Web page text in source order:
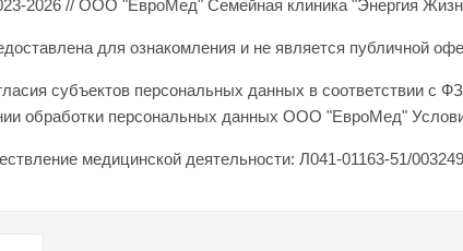
2026 // ООО "ЕвроМед" Семейная клиника "Энергия
для ознакомления и не является публичной
субъектов персональных данных в соответствии с
обработки персональных данных ООО "ЕвроМед"
медицинской деятельности: Л041-01163-51/